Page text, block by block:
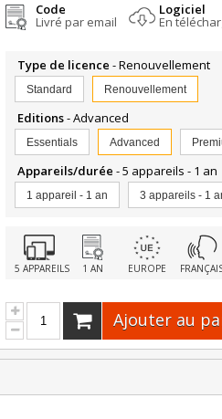
Code
Livré par email
Logiciel
En
Type de licence- Renouvellement
Standard Renouvellement
Editions- Advanced
Essentials Advanced
Appareils/durée- 5 appareils - 1 an
1 appareil - 1 an 3 appareils - 1
5 APPAREILS 1 AN EUROPE
Ajouter au